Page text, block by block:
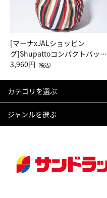
[マーナxJALショッピン
グ]Shupattoコンパクトバッグ
Drop JAL客室乗務員（LC）ス
3,960円 （税込）
カテゴリを選ぶ
ジャンルを選ぶ